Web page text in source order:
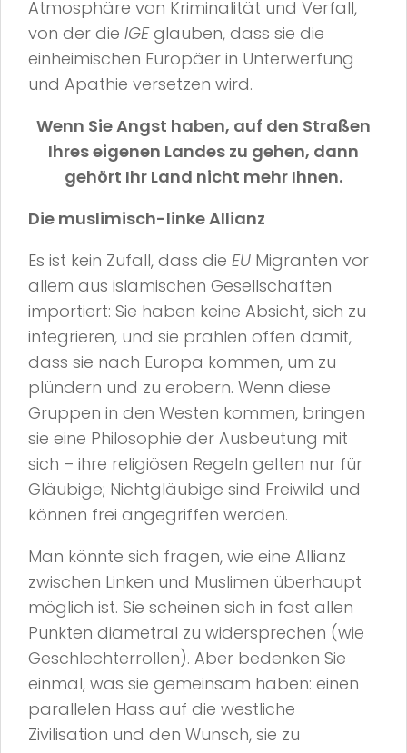
Atmosphäre von Kriminalität und Verfall,
von der die IGEglauben, dass sie die
einheimischen Europäer in Unterwerfung
und Apathie versetzen wird.
Wenn Sie Angst haben, auf den Straßen
Ihres eigenen Landes zu gehen, dann
gehört Ihr Land nicht mehr Ihnen.
Die muslimisch-linke Allianz
Es ist kein Zufall, dass die EU Migranten vor
allem aus islamischen Gesellschaften
importiert: Sie haben keine Absicht, sich zu
integrieren, und sie prahlen offen damit,
dass sie nach Europa kommen, um zu
plündern und zu erobern. Wenn diese
Gruppen in den Westen kommen, bringen
sie eine Philosophie der Ausbeutung mit
sich – ihre religiösen Regeln gelten nur für
Gläubige; Nichtgläubige sind Freiwild und
können frei angegriffen werden.
Man könnte sich fragen, wie eine Allianz
zwischen Linken und Muslimen überhaupt
möglich ist. Sie scheinen sich in fast allen
Punkten diametral zu widersprechen (wie
Geschlechterrollen). Aber bedenken Sie
einmal, was sie gemeinsam haben: einen
parallelen Hass auf die westliche
Zivilisation und den Wunsch, sie zu